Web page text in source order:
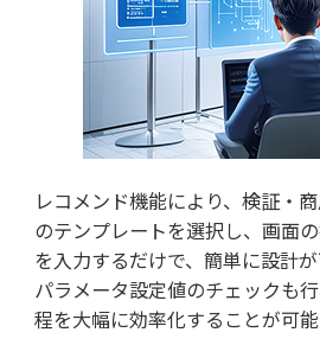
レコメンド機能により、検証・
のテンプレートを選択し、画面
を入力するだけで、簡単に設計が
パラメータ設定値のチェックも
程を大幅に効率化することが可能